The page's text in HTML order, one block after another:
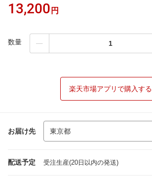
13,200 円
数量
楽天市場アプリで購入する
お届け先
配送予定 受注生産(20日以内の発送)